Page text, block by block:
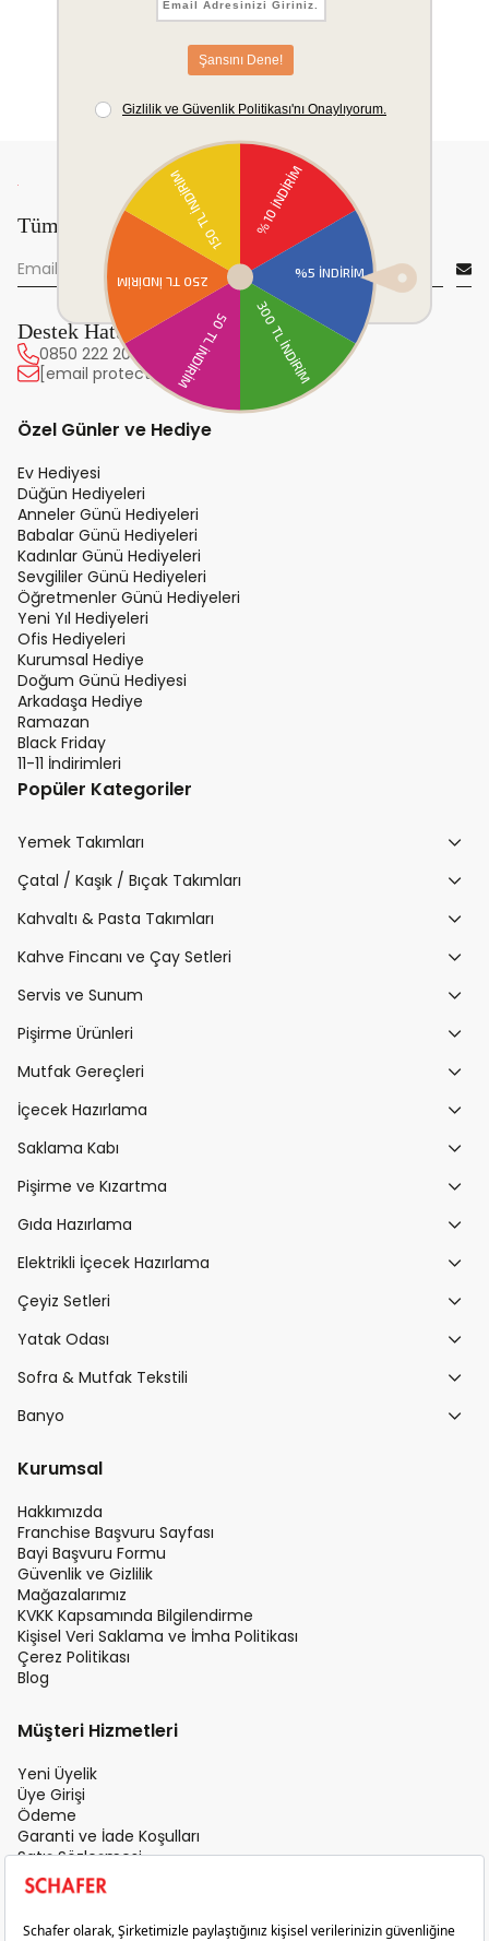
Tüm yeniliklerden önce sen haberdar ol!
Destek Hattı
0850 222 20 63
[email protected]
Özel Günler ve Hediye
Ev Hediyesi
Düğün Hediyeleri
Anneler Günü Hediyeleri
Babalar Günü Hediyeleri
Kadınlar Günü Hediyeleri
Sevgililer Günü Hediyeleri
Öğretmenler Günü Hediyeleri
Yeni Yıl Hediyeleri
Ofis Hediyeleri
Kurumsal Hediye
Doğum Günü Hediyesi
Arkadaşa Hediye
Ramazan
Black Friday
11-11 İndirimleri
Popüler Kategoriler
Yemek Takımları
Çatal / Kaşık / Bıçak Takımları
Kahvaltı & Pasta Takımları
Kahve Fincanı ve Çay Setleri
Servis ve Sunum
Pişirme Ürünleri
Mutfak Gereçleri
İçecek Hazırlama
Saklama Kabı
Pişirme ve Kızartma
Gıda Hazırlama
Elektrikli İçecek Hazırlama
Çeyiz Setleri
Yatak Odası
Sofra & Mutfak Tekstili
Banyo
Kurumsal
Hakkımızda
Franchise Başvuru Sayfası
Bayi Başvuru Formu
Güvenlik ve Gizlilik
Mağazalarımız
KVKK Kapsamında Bilgilendirme
Kişisel Veri Saklama ve İmha Politikası
Çerez Politikası
Blog
Müşteri Hizmetleri
Yeni Üyelik
Üye Girişi
Ödeme
Garanti ve İade Koşulları
Satış Sözleşmesi
Üyelik Sözleşmesi
İletişim
Teslimat Koşulları